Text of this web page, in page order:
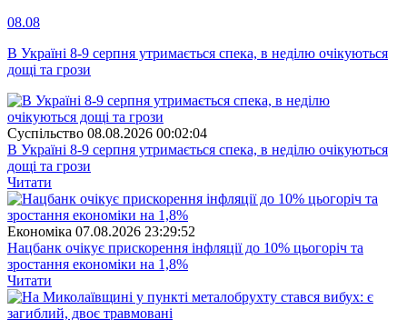
08.08
В Україні 8-9 серпня утримається спека, в неділю очікуються
дощі та грози
Суспiльство 08.08.2026 00:02:04
В Україні 8-9 серпня утримається спека, в неділю очікуються
дощі та грози
Читати
Економіка 07.08.2026 23:29:52
Нацбанк очікує прискорення інфляції до 10% цьогоріч та
зростання економіки на 1,8%
Читати